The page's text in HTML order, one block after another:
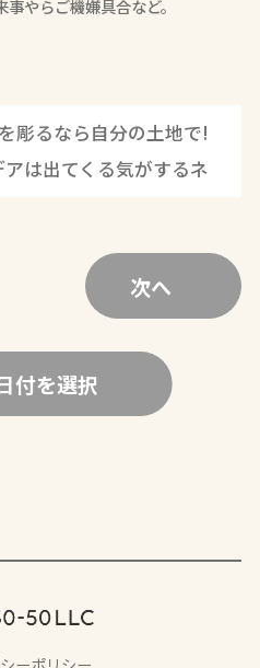
やらご機嫌具合など。
彫るなら自分の土地で!
は出てくる気がするネ
次へ
付を選択